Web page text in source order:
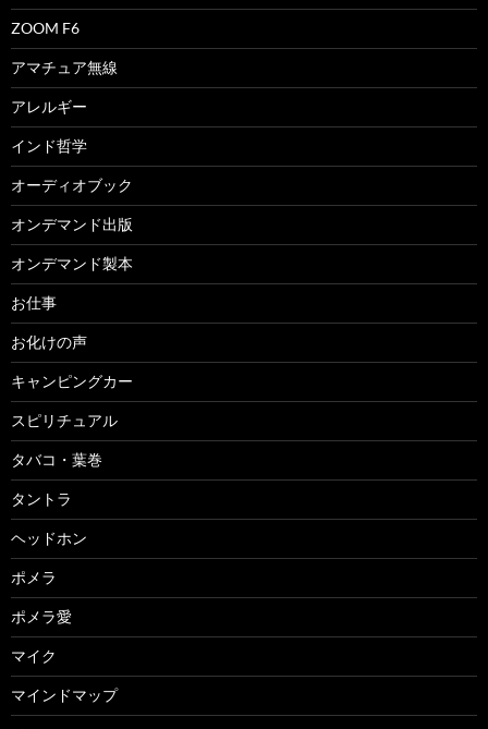
ZOOM F6
アマチュア無線
アレルギー
インド哲学
オーディオブック
オンデマンド出版
オンデマンド製本
お仕事
お化けの声
キャンピングカー
スピリチュアル
タバコ・葉巻
タントラ
ヘッドホン
ポメラ
ポメラ愛
マイク
マインドマップ